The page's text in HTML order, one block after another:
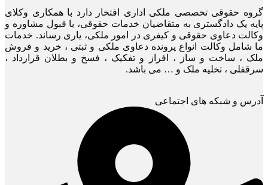
گروه حقوقی تخصصی ملکی اداری افتخار دارد با همکاری وکلای
پایه یک دادگستری به متقاضیان خدمات حقوقی، با قبول مشاوره و
وکالت دعاوی حقوقی و کیفری در امور ملکی، یاری رساند. خدمات
ما شامل وکالت انواع پرونده دعاوی ملکی و ثبتی ، خرید و فروش
ملک ، ساخت و ساز ، افراز و تفکیک ، فسخ و بطلان قرارداد ،
سرقفلی ، تخلیه ملک و … می باشد.
آدرس و شبکه های اجتماعی